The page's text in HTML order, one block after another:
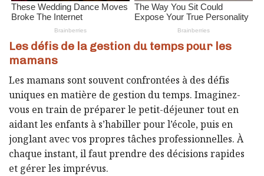
Les défis de la gestion du temps pour les
mamans
Les mamans sont souvent confrontées à des défis
uniques en matière de gestion du temps. Imaginez-
vous en train de préparer le petit-déjeuner tout en
aidant les enfants à s’habiller pour l’école, puis en
jonglant avec vos propres tâches professionnelles. À
chaque instant, il faut prendre des décisions rapides
et gérer les imprévus.